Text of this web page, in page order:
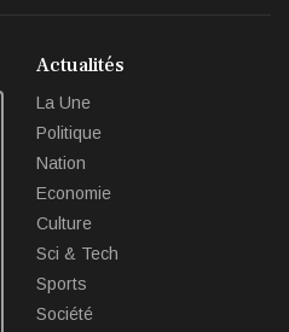
Actualités
La Une
Politique
Nation
Economie
Culture
Sci & Tech
Sports
Société